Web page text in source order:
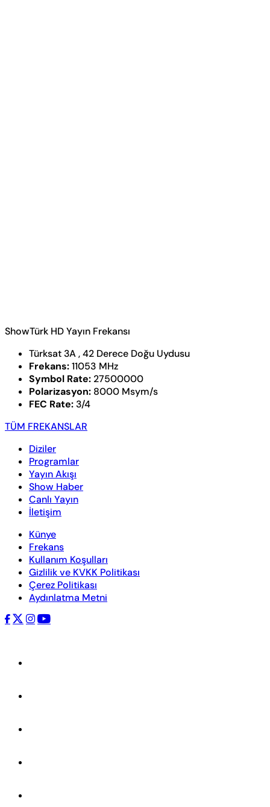
ShowTürk HD Yayın Frekansı
Türksat 3A , 42 Derece Doğu Uydusu
Frekans:11053 MHz
Symbol Rate: 27500000
Polarizasyon: 8000 Msym/s
FEC Rate: 3/4
TÜM FREKANSLAR
Diziler
Programlar
Yayın Akışı
Show Haber
Canlı Yayın
İletişim
Künye
Frekans
Kullanım Koşulları
Gizlilik ve KVKK Politikası
Çerez Politikası
Aydınlatma Metni